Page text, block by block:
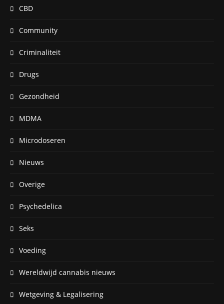
CBD
Community
Criminaliteit
Drugs
Gezondheid
MDMA
Microdoseren
Nieuws
Overige
Psychedelica
Seks
Voeding
Wereldwijd cannabis nieuws
Wetgeving & Legalisering